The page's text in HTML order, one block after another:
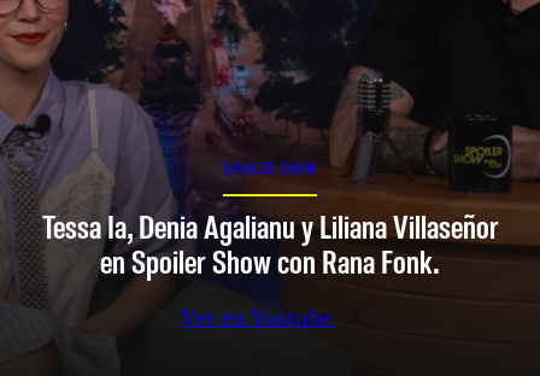
SPOILER SHOW
Tessa Ia, Denia Agalianu y Liliana Villaseñor
en Spoiler Show con Rana Fonk.
Ver en Youtube